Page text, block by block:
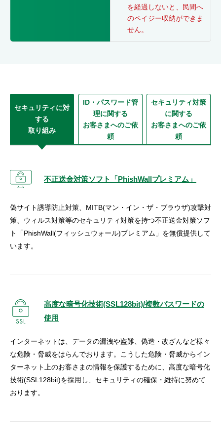
を経過しないと、民間へ
のペイジー収納ができま
せん。
セキュリティに対
する
取り組み
ID・パスワード管
理に関する
お客さまへのご依
頼
セキュリティ対策
に関する
お客さまへのご依
頼
不正送金対策ソフト「PhishWallプレミアム」
偽サイト誘導防止対策、MITB(マン・イン・ザ・ブラウザ)攻撃対
策、ウィルス対策等のセキュリティ対策を持つ不正送金対策ソフ
ト「PhishWall(フィッシュウォール)プレミアム」を無償提供して
います。
高度な暗号化技術(SSL128bit)/複数パスワードの
使用
インターネットは、データの漏洩や盗難、偽造・改ざんなど様々
な危険・脅威をはらんでおります。こうした危険・脅威からイン
ターネット上のお客さまの情報を保護するために、高度な暗号化
技術(SSL128bit)を採用し、セキュリティの確保・維持に努めて
おります。